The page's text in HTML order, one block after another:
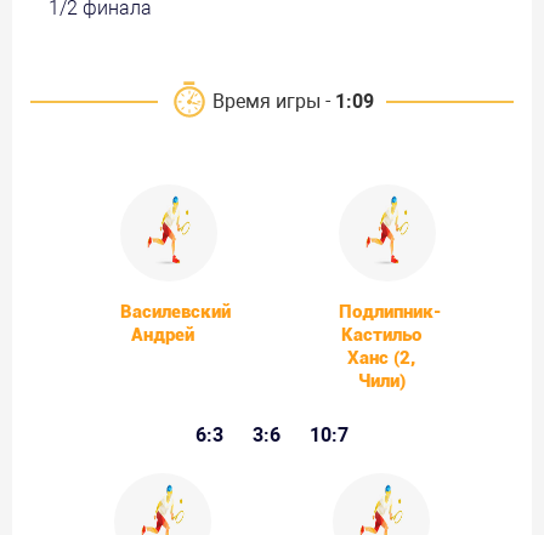
1/2 финала
Время игры - 1:09
Василевский
Андрей
Подлипник-
Кастильо
Ханс (2,
Чили)
6:3 3:6 10:7